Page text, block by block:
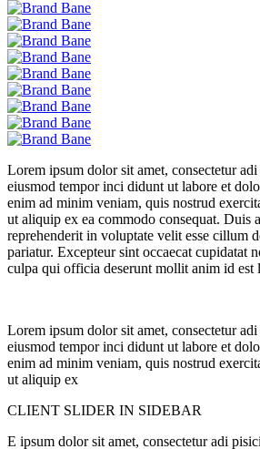
Lorem ipsum dolor sit amet, consectetur
eiusmod tempor inci didunt ut labore et
enim ad minim veniam, quis nostrud
ut aliquip ex ea commodo consequat. Duis
reprehenderit in voluptate velit esse cillum
pariatur. Excepteur sint occaecat cupidatat
culpa qui officia deserunt mollit anim id est
Lorem ipsum dolor sit amet, consectetur
eiusmod tempor inci didunt ut labore et
enim ad minim veniam, quis nostrud
ut aliquip ex
CLIENT SLIDER IN SIDEBAR
E ipsum dolor sit amet, consectetur adi